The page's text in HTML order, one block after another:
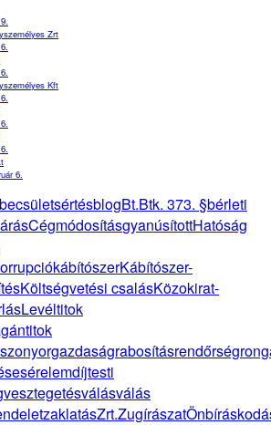
Zrt
Kft
6.
becsületsértésblogBt.Btk. 373. §bérleti
CégmódosításgyanúsítottHatóság
kábítószerKábítószer-
Költségvetési csalásKözokirat-
Levéltitok
orgazdaságrabosításrendőrség
sérelemdíjtesti
vesztegetésválásválás
zaklatásZrt.Zugírászat